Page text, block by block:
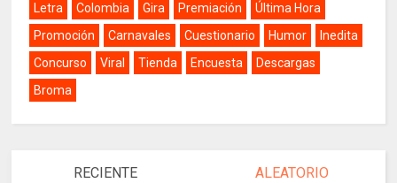
Letra Colombia Gira Premiación
Última Hora
Promoción
Carnavales Cuestionario Humor
Inedita
Concurso
Viral Tienda Encuesta
Descargas
Broma
RECIENTE ALEATORIO